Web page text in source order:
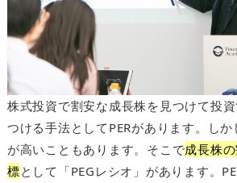
株式投資で割安な成長株を見つけて投
つける手法としてPERがあります。しか
が高いこともあります。そこで成長株
標として「PEGレシオ」があります。